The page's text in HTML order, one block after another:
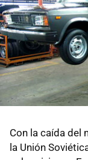
Con la caída del
la Unión